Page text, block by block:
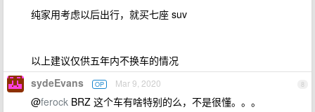
纯家用考虑以后出行，就买七座 suv
以上建议仅供五年内不换车的情况
8
sydeEvans OP Mar 9, 2020
@ferock BRZ 这个车有啥特别的么，不是很懂。。。